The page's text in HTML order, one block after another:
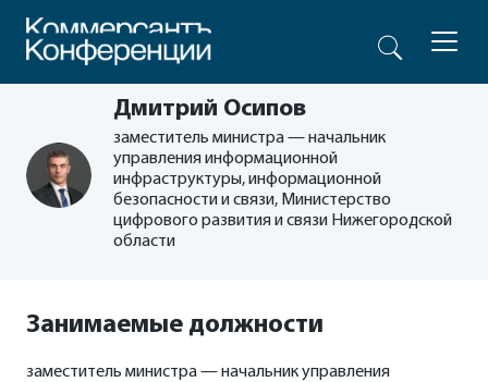
Дмитрий Осипов
заместитель министра — начальник
управления информационной
инфраструктуры, информационной
безопасности и связи, Министерство
цифрового развития и связи Нижегородской
области
Занимаемые должности
заместитель министра — начальник управления